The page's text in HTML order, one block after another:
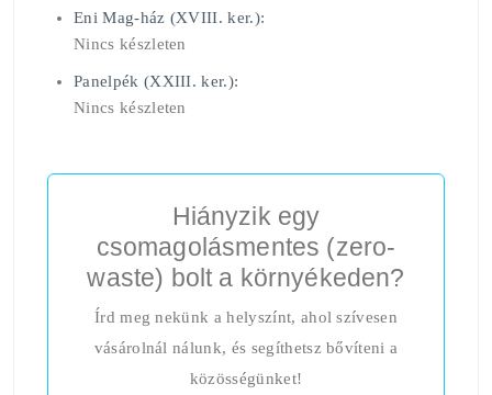
Eni Mag-ház (XVIII. ker.):
Nincs készleten
Panelpék (XXIII. ker.):
Nincs készleten
Hiányzik egy
csomagolásmentes (zero-
waste) bolt a környékeden?
Írd meg nekünk a helyszínt, ahol szívesen
vásárolnál nálunk, és segíthetsz bővíteni a
közösségünket!